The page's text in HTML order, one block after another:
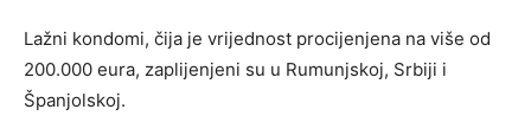
Lažni kondomi, čija je vrijednost procijenjena na više od
200.000 eura, zaplijenjeni su u Rumunjskoj, Srbiji i
Španjolskoj.